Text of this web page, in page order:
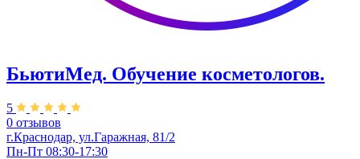
БьютиМед. Обучение косметологов.
5
0 отзывов
г.Краснодар, ул.Гаражная, 81/2
Пн-Пт 08:30-17:30